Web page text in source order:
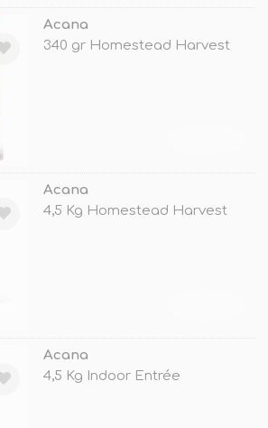
Acana
340 gr Homestead Harvest
Acana
4,5 Kg Homestead Harvest
Acana
4,5 Kg Indoor Entrée